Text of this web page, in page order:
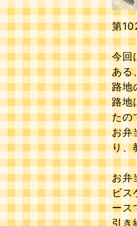
第
今回
ある
路地
路地
たの
お弁
り、
お弁
ビス
ース
引き